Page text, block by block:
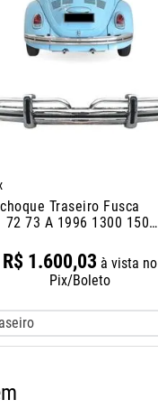
Traseiro Fusca
72 73 A 1996 1300 1500
R$ 1 .600,03 à vista no
Pix/Boleto